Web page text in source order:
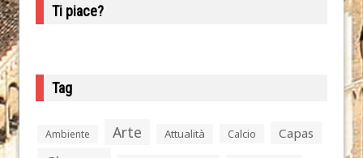
Ti piace?
Tag
Ambiente Arte Attualità Calcio Capas